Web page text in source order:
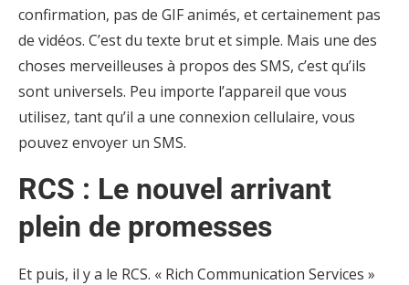
confirmation, pas de GIF animés, et certainement pas
de vidéos. C’est du texte brut et simple. Mais une des
choses merveilleuses à propos des SMS, c’est qu’ils
sont universels. Peu importe l’appareil que vous
utilisez, tant qu’il a une connexion cellulaire, vous
pouvez envoyer un SMS.
RCS : Le nouvel arrivant
plein de promesses
Et puis, il y a le RCS. « Rich Communication Services »